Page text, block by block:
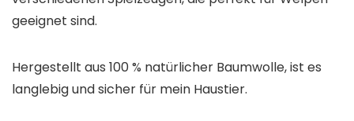
geeignet sind.
Hergestellt aus 100 % natürlicher Baumwolle, ist es
langlebig und sicher für mein Haustier.